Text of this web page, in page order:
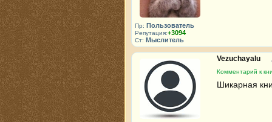
Пр: Пользователь
Репутация:+3094
Ст: Мыслитель
Vezuchayalu
Комментарий к
Шикарная